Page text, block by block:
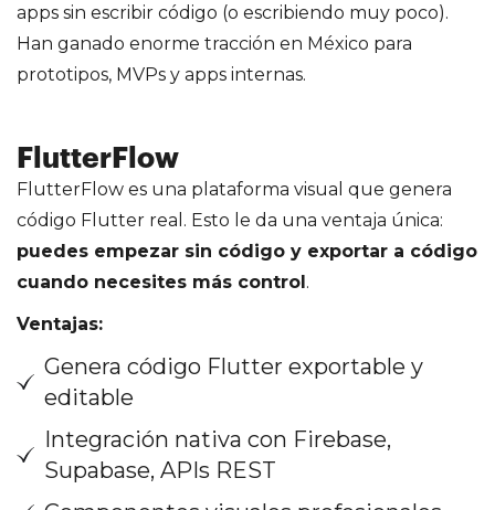
apps sin escribir código (o escribiendo muy poco).
Han ganado enorme tracción en México para
prototipos, MVPs y apps internas.
FlutterFlow
FlutterFlow es una plataforma visual que genera
código Flutter real. Esto le da una ventaja única:
puedes empezar sin código y exportar a código
cuando necesites más control.
Ventajas:
Genera código Flutter exportable y
editable
Integración nativa con Firebase,
Supabase, APIs REST